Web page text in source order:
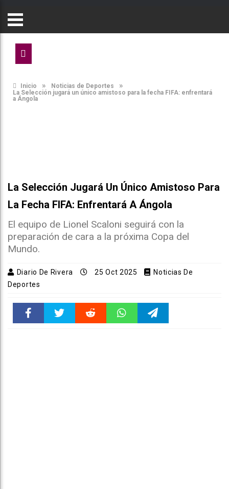
Inicio » Noticias de Deportes »
La Selección jugará un único amistoso para la fecha FIFA: enfrentará
a Ángola
La Selección Jugará Un Único Amistoso Para
La Fecha FIFA: Enfrentará A Ángola
El equipo de Lionel Scaloni seguirá con la
preparación de cara a la próxima Copa del
Mundo.
Diario De Rivera 25 Oct 2025
Noticias De
Deportes